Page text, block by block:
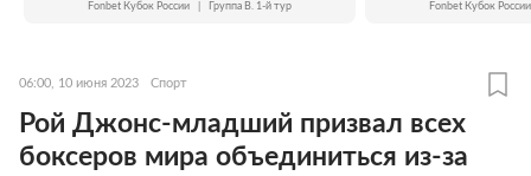
Fonbet Кубок России Группа B. 1-й тур Fonbet Кубок России
06:00, 10 июня 2023 Спорт
Рой Джонс-младший призвал всех
боксеров мира объединиться из-за